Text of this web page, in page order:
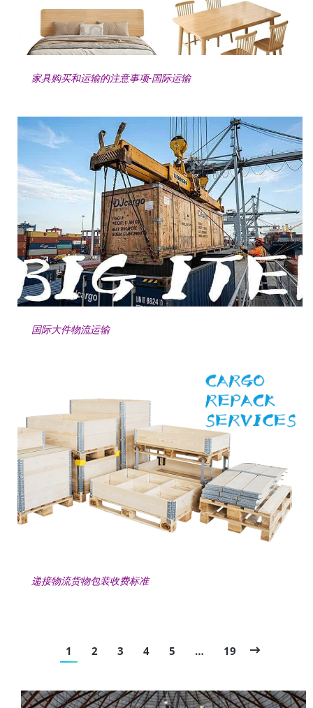
家具购买和运输的注意事项-国际运输
国际大件物流运输
递接物流货物包装收费标准
1 2 3 4 5 … 19